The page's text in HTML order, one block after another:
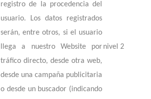
registro de la procedencia del
usuario. Los datos registrados
serán, entre otros, si el usuario
llega a nuestro Website por
tráfico directo, desde otra web,
desde una campaña publicitaria
o desde un buscador (indicando
nivel 2